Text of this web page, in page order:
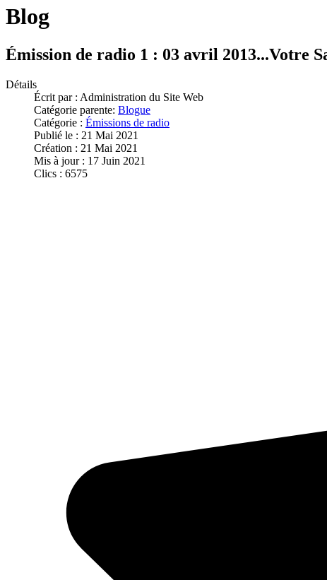
Blog
Émission de radio 1 : 03 avril 2013...Votre
Détails
Écrit par : Administration du Site Web
Catégorie parente: Blogue
Catégorie : Émissions de radio
Publié le : 21 Mai 2021
Création : 21 Mai 2021
Mis à jour : 17 Juin 2021
Clics : 6575